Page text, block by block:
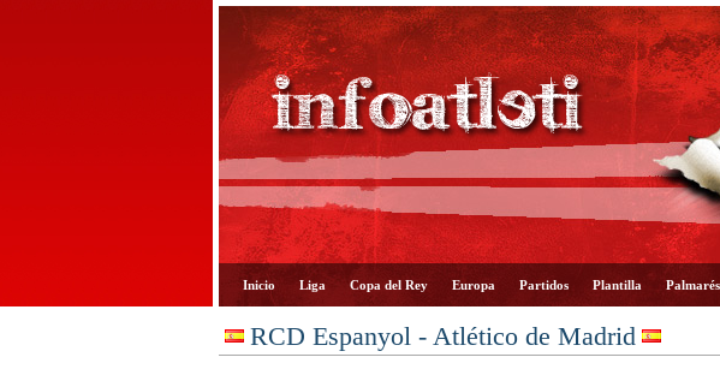
Inicio Liga Copa del Rey Europa Partidos Plantilla Palmarés
RCD Espanyol - Atlético de Madrid